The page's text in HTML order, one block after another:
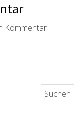
Kommentar